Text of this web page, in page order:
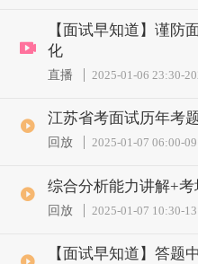
【面试早知道】谨防
化
直播 2025-01-06 23:30-
江苏省考面试历年考
回放 2025-01-07 06:00-
综合分析能力讲解+
回放 2025-01-07 10:30-
【面试早知道】答题